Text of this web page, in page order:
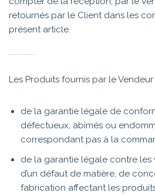
retournés par le Client dans les
présent article.
Les Produits fournis par le
de la garantie légale de
défectueux, abîmés ou
correspondant pas à la
de la garantie légale contre
d’un défaut de matière, de
fabrication affectant les